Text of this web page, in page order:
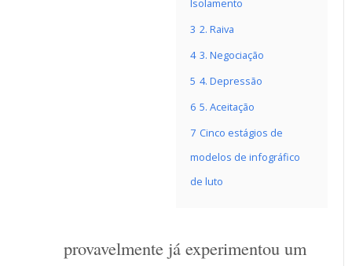
Isolamento
3 2. Raiva
4 3. Negociação
5 4. Depressão
6 5. Aceitação
7 Cinco estágios de
modelos de infográfico
de luto
provavelmente já experimentou um